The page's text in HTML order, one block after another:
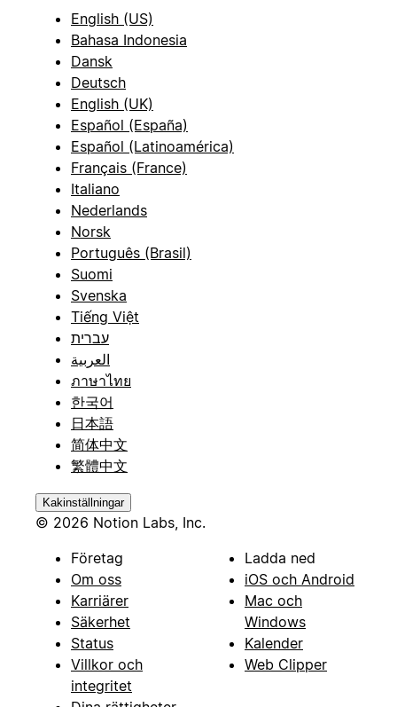
English (US)
Bahasa Indonesia
Dansk
Deutsch
English (UK)
Español (España)
Español (Latinoamérica)
Français (France)
Italiano
Nederlands
Norsk
Português (Brasil)
Suomi
Svenska
Tiếng Việt
עברית
العربية
ภาษาไทย
한국어
日本語
简体中文
繁體中文
Kakinställningar
© 2026 Notion Labs, Inc.
Företag
Om oss
Karriärer
Säkerhet
Status
Villkor och
integritet
Ladda ned
iOS och Android
Mac och
Windows
Kalender
Web Clipper